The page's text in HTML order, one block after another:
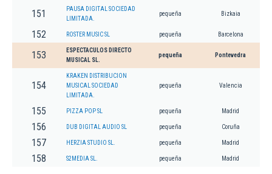
151
PAUSA DIGITAL SOCIEDAD
LIMITADA.
pequeña Bizkaia
152 ROSTER MUSIC SL pequeña Barcelona
153
ESPECTACULOS DIRECTO
MUSICAL SL.
pequeña Pontevedra
154
KRAKEN DISTRIBUCION
MUSICAL SOCIEDAD
LIMITADA.
pequeña Valencia
155 PIZZA POP SL pequeña Madrid
156 DUB DIGITAL AUDIO SL pequeña Coruña
157 HERZIA STUDIO SL. pequeña Madrid
158 S2MEDIA SL. pequeña Madrid